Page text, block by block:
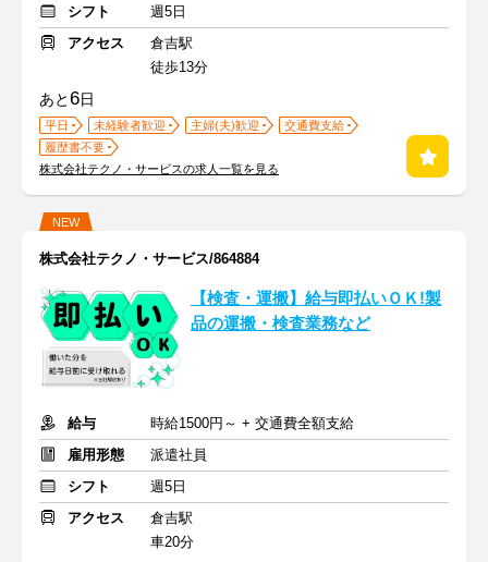
シフト
週5日
アクセス
倉吉駅
徒歩13分
あと6日
平日 未経験者歓迎 主婦(夫)歓迎
交通費支給
履歴書不要
株式会社テクノ・サービスの求人一覧を見る
NEW
株式会社テクノ・サービス/864884
【検査・運搬】給与即払いＯＫ!製
品の運搬・検査業務など
給与
時給1500円～ + 交通費全額支給
雇用形態
派遣社員
シフト
週5日
アクセス
倉吉駅
車20分